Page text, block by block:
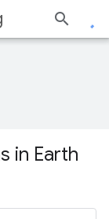
in Earth